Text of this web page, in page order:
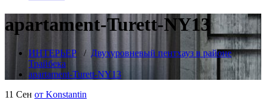
apartament-Turett-NY13
ИНТЕРЬЕР / Двухуровневый пентхауз в районе
Трайбека
apartament-Turett-NY13
11 Сен от Konstantin